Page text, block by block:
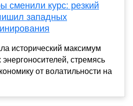
сменили курс: резкий
западных
исторический максимум
стремясь
от волатильности на